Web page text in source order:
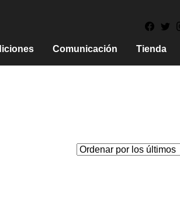
Comunicación Tienda